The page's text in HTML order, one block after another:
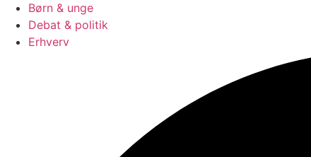
Børn & unge
Debat & politik
Erhverv